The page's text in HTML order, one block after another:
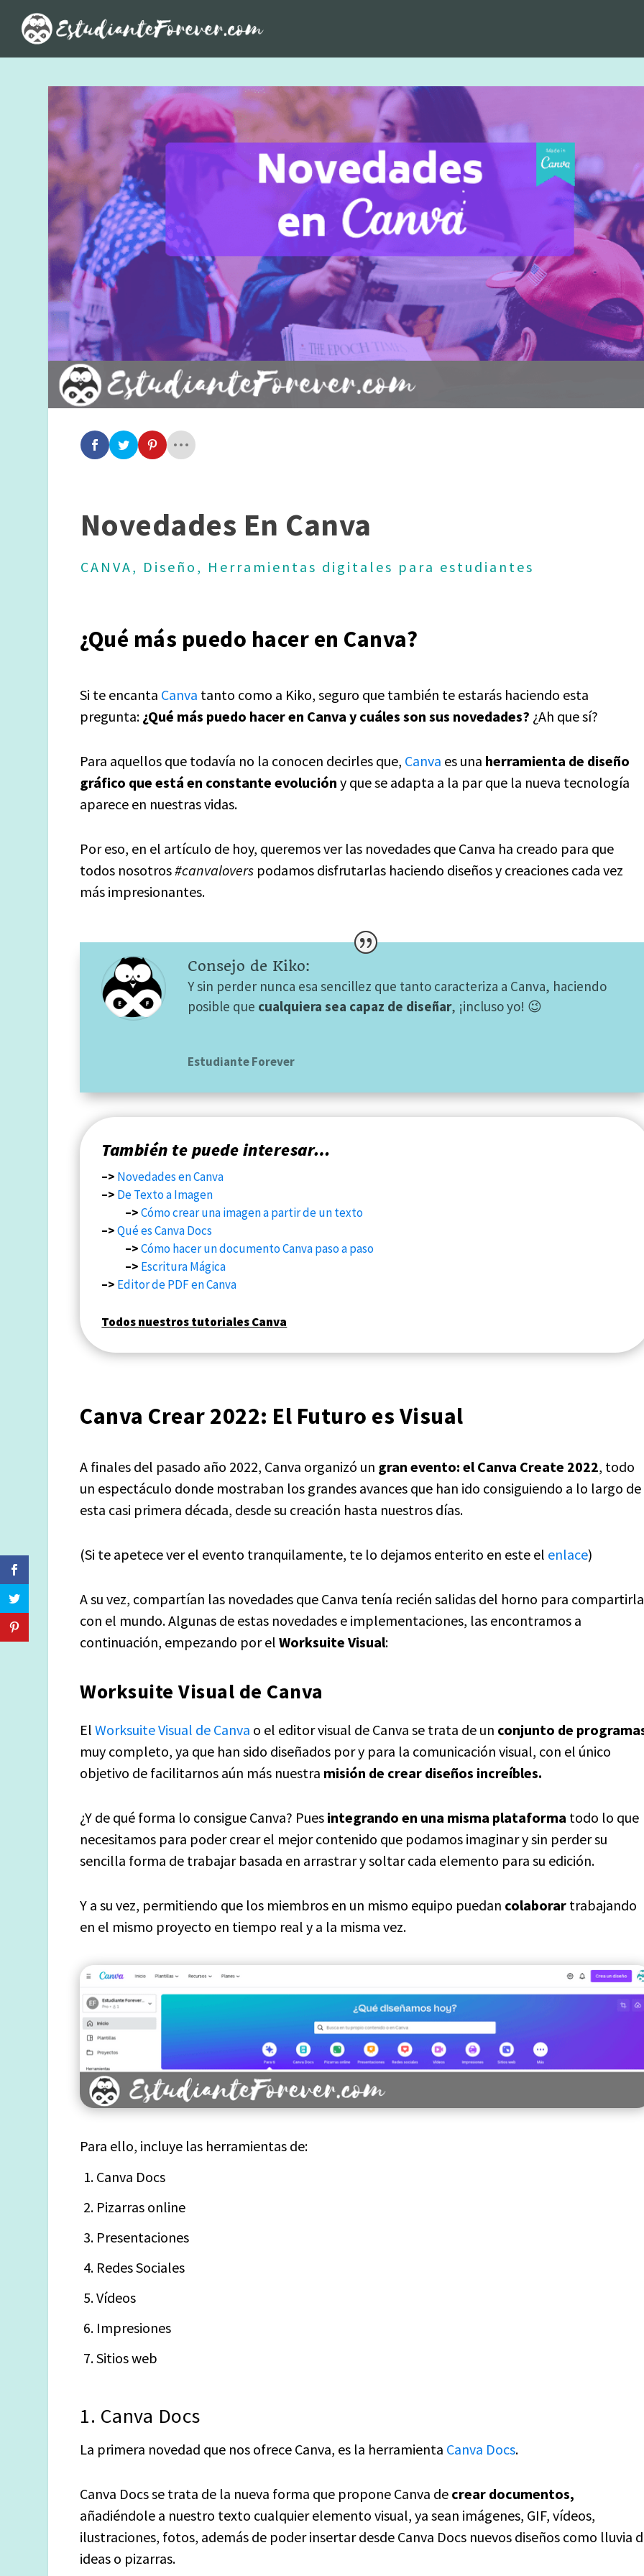
Novedades En Canva
CANVA, Diseño , Herramientas digitales para estudiantes
¿Qué más puedo hacer en Canva?
Si te encanta Canva tanto como a Kiko, seguro que también te estarás haciendo esta
pregunta: ¿Qué más puedo hacer en Canva y cuáles son sus novedades? ¿Ah que sí?
Para aquellos que todavía no la conocen decirles que, Canva es una herramienta de diseño
gráfico que está en constante evolución y que se adapta a la par que la nueva tecnología
aparece en nuestras vidas.
Por eso, en el artículo de hoy, queremos ver las novedades que Canva ha creado para que
todos nosotros#canvalovers podamos disfrutarlas haciendo diseños y creaciones cada vez
más impresionantes.
Consejo de Kiko:
Ysin perder nunca esa sencillez que tanto caracteriza a Canva, haciendo
posible que cualquiera sea capaz de diseñar, ¡incluso yo! 😉
Estudiante Forever
También te puede interesar…
–> Novedades en Canva
–> De Texto a Imagen
–>Cómo crear una imagen a partir de un texto
–>Qué es Canva Docs
–>Cómo hacer un documento Canva paso a paso
–> Escritura Mágica
–> Editor de PDF en Canva
Todos nuestros tutoriales Canva
Canva Crear 2022: El Futuro es Visual
A finales del pasado año 2022, Canva organizó un gran evento: el Canva Create 2022, todo
un espectáculo donde mostraban los grandes avances que han ido consiguiendo a lo largo de
esta casi primera década, desde su creación hasta nuestros días.
(Si te apetece ver el evento tranquilamente, te lo dejamos enterito en este el enlace)
A su vez, compartían las novedades que Canva tenía recién salidas del horno para
con el mundo. Algunas de estas novedades e implementaciones, las encontramos a
continuación, empezando por elWorksuite Visual:
Worksuite Visual de Canva
ElWorksuite Visual de Canva o el editor visual de Canva se trata de un conjunto de
muy completo, ya que han sido diseñados por y para la comunicación visual, con el único
objetivo de facilitarnos aún más nuestra misión de crear diseños increíbles.
¿Y de qué forma lo consigue Canva? Pues integrando en una misma plataforma todo lo que
necesitamos para poder crear el mejor contenido que podamos imaginar y sin perder su
sencilla forma de trabajar basada en arrastrar y soltar cada elemento para su edición.
Y a su vez, permitiendo que los miembros en un mismo equipo puedan colaborar trabajando
en el mismo proyecto en tiempo real y a la misma vez.
Para ello, incluye las herramientas de:
Canva Docs
Pizarras online
Presentaciones
Redes Sociales
Vídeos
Impresiones
Sitios web
1. Canva Docs
La primera novedad que nos ofrece Canva, es la herramienta Canva Docs.
Canva Docs se trata de la nueva forma que propone Canva de crear documentos,
añadiéndole a nuestro texto cualquier elemento visual, ya sean imágenes, GIF, vídeos,
ilustraciones, fotos, además de poder insertar desde Canva Docs nuevos diseños como lluvia
ideas o pizarras.